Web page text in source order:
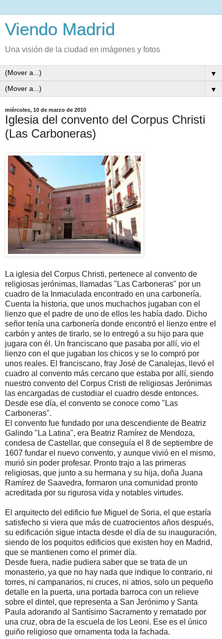
Viendo Madrid
Una visión de la ciudad en imágenes y fotos
▼
▼
miércoles, 10 de marzo de 2010
Iglesia del convento del Corpus Christi
(Las Carboneras)
La iglesia del Corpus Christi, pertenece al convento de
religiosas jerónimas, llamadas "Las Carboneras" por un
cuadro de la Inmaculada encontrado en una carbonería.
Cuenta la historia, que unos muchachos jugaban con el
lienzo que el padre de uno de ellos les había dado. Dicho
señor tenía una carbonería donde encontró el lienzo entre el
carbón y antes de tirarlo, se lo entregó a su hijo para que
jugara con él. Un franciscano que pasaba por allí, vio el
lienzo con el que jugaban los chicos y se lo compró por
unos reales. El franciscano, fray José de Canalejas, llevó el
cuadro al convento más cercano que estaba por allí, siendo
nuestro convento del Corpus Cristi de religiosas Jerónimas
las encargadas de custodiar el cuadro desde entonces.
Desde ese día, el convento se conoce como "Las
Carboneras".
El convento fue fundado por una descendiente de Beatriz
Galindo "La Latina", era Beatriz Ramírez de Mendoza,
condesa de Castellar, que conseguía el 8 de septiembre de
1607 fundar el nuevo convento, y aunque vivió en el mismo,
murió sin poder profesar. Pronto trajo a las primeras
religiosas, que junto a su hermana y su hija, doña Juana
Ramírez de Saavedra, formaron una comunidad pronto
acreditada por su rigurosa vida y notables virtudes.
El arquitecto del edificio fue Miguel de Soria, el que estaría
satisfecho si viera que más de cuatrocientos años después,
su edificación sigue intacta desde el día de su inauguración,
siendo de los poquitos edificios que existen hoy en Madrid,
que se mantienen como el primer día.
Desde fuera, nadie pudiera saber que se trata de un
monasterio, ya que no hay nada que indique lo contrario, ni
torres, ni campanarios, ni cruces, ni atrios, solo un pequeño
detalle en la puerta, una portada barroca con un relieve
sobre el dintel, que representa a San Jerónimo y Santa
Paula adorando al Santísimo Sacramento y rematado por
una cruz, obra de la escuela de los Leoni. Ese es el único
guiño religioso que ornamenta toda la fachada.